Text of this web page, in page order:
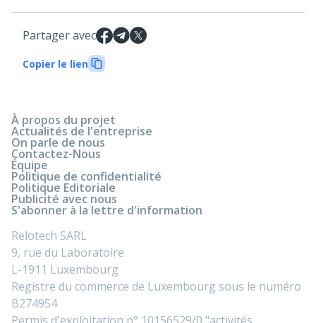
Partager avec
Copier le lien
À propos du projet
Actualités de l'entreprise
On parle de nous
Contactez-Nous
Équipe
Politique de confidentialité
Politique Editoriale
Publicité avec nous
S'abonner à la lettre d'information
Relotech SARL
9, rue du Laboratoire
L-1911 Luxembourg
Registre du commerce de Luxembourg sous le numéro
B274954